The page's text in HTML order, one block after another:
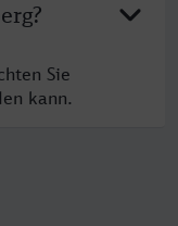
Sie
kann.